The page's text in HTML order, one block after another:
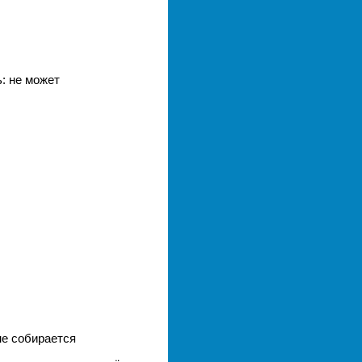
не может
собирается